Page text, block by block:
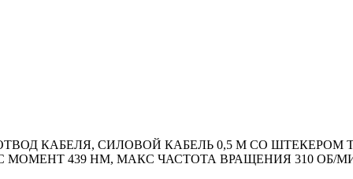
КАБЕЛЯ, СИЛОВОЙ КАБЕЛЬ 0,5 М СО ШТЕКЕРОМ
439 HM, МАКС ЧАСТОТА ВРАЩЕНИЯ 310 ОБ/